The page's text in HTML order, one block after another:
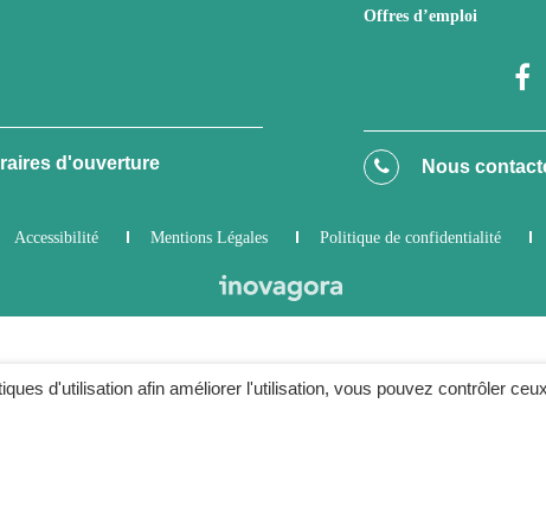
d'utilisation afin améliorer l'utilisation, vous pouvez contrôler
d'ouverture
Offres d’emploi
Nous
Accessibilité Mentions Légales Politique de confidentialité